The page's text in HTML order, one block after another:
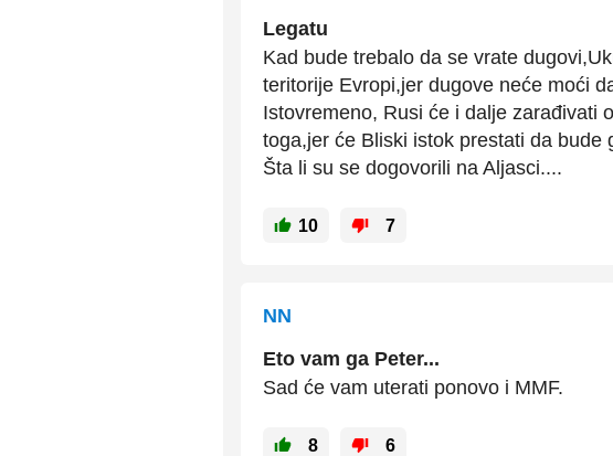
Legatu
Kad bude trebalo da se vrate
teritorije Evropi,jer dugove neće moći
Istovremeno, Rusi će i dalje zarađivati
toga,jer će Bliski istok prestati da
Šta li su se dogovorili na Aljasci....
10 7
NN
Eto vam ga Peter...
Sad će vam uterati ponovo i MMF.
8 6